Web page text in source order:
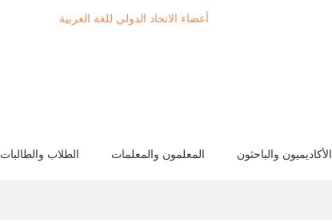
أعضاء الاتحاد الدولي للغة العربية
الأكاديميون والباحثون المعلمون والمعلمات الطلاب والطالبات